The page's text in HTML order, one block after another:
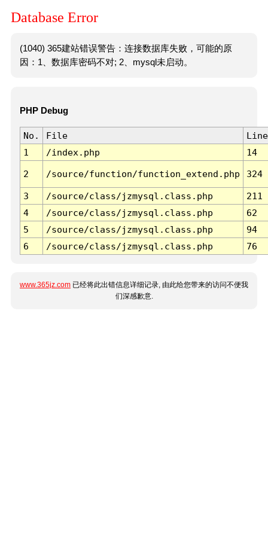
Database Error
(1040) 365建站错误警告：连接数据库失败，可能的原
因：1、数据库密码不对; 2、mysql未启动。
PHP Debug
No. File
Line
1
/index.php 14
2 /source/function/function_extend.php 324
3 /source/class/jzmysql.class.php
211
4
/source/class/jzmysql.class.php
62
5
/source/class/jzmysql.class.php
94
6
/source/class/jzmysql.class.php 76
www.365jz.com 已经将此出错信息详细记录, 由此给您带来的访问不便我
们深感歉意.